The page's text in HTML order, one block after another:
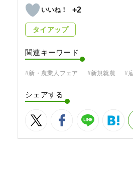
+2
タイアップ
関連キーワード
#新・農業人フェア #新規就農 #
シェアする